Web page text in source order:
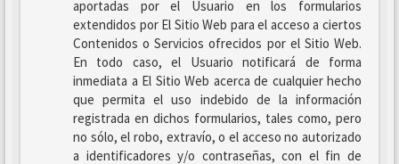
aportadas por el Usuario en los formularios
extendidos por El Sitio Web para el acceso a ciertos
Contenidos o Servicios ofrecidos por el Sitio Web.
En todo caso, el Usuario notificará de forma
inmediata a El Sitio Web acerca de cualquier hecho
que permita el uso indebido de la información
registrada en dichos formularios, tales como, pero
no sólo, el robo, extravío, o el acceso no autorizado
a identificadores y/o contraseñas, con el fin de